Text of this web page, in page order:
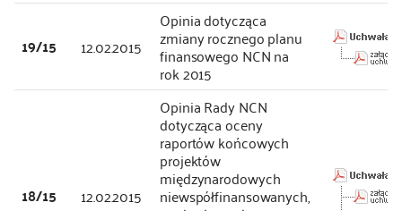
19/15 12.02.2015
Opinia dotycząca
zmiany rocznego planu
finansowego NCN na
rok 2015
18/15 12.02.2015
Opinia Rady NCN
dotycząca oceny
raportów końcowych
projektów
międzynarodowych
niewspółfinansowanych,